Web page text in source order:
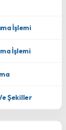
İşlemi
İşlemi
Şekiller